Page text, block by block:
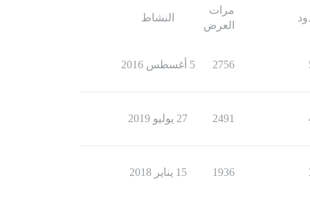
مرات
العرض
النشاط
2756 5 أغسطس 2016
2491 27 يوليو 2019
1936 15 يناير 2018